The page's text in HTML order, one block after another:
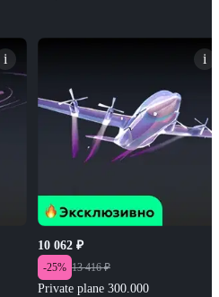
i i
10 062 ₽
-25% 13 416 ₽
Private plane 300.000